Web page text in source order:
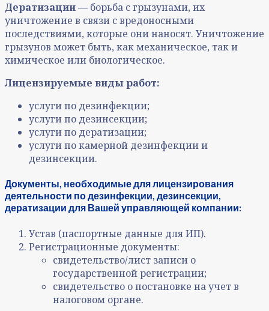
Дератизации — борьба с грызунами, их
уничтожение в связи с вредоносными
последствиями, которые они наносят. Уничтожение
грызунов может быть, как механическое, так и
химическое или биологическое.
Лицензируемые виды работ:
услуги по дезинфекции;
услуги по дезинсекции;
услуги по дератизации;
услуги по камерной дезинфекции и
дезинсекции.
Документы, необходимые для лицензирования
деятельности по дезинфекции, дезинсекции,
дератизации для Вашей управляющей компании:
Устав (паспортные данные для ИП).
Регистрационные документы:
свидетельство/лист записи о
государственной регистрации;
свидетельство о постановке на учет в
налоговом органе.